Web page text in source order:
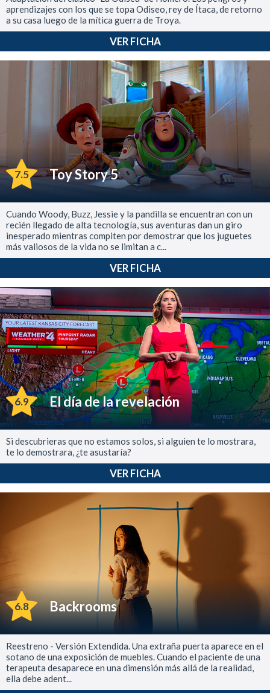
aprendizajes con los que se topa Odiseo, rey de Ítaca, de retorno
a su casa luego de la mítica guerra de Troya.
VER FICHA
7.5 Toy Story 5
Cuando Woody, Buzz, Jessie y la pandilla se encuentran con un
recién llegado de alta tecnología, sus aventuras dan un giro
inesperado mientras compiten por demostrar que los juguetes
más valiosos de la vida no se limitan a c...
VER FICHA
6.9 El día de la revelación
Si descubrieras que no estamos solos, si alguien te lo mostrara,
te lo demostrara, ¿te asustaría?
VER FICHA
6.8 Backrooms
Reestreno - Versión Extendida. Una extraña puerta aparece en el
sotano de una exposición de muebles. Cuando el paciente de una
terapeuta desaparece en una dimensión más allá de la realidad,
ella debe adent...